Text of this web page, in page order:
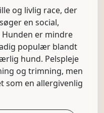
og livlig race, der
en social,
er mindre
populær blandt
hund. Pelspleje
og trimning, men
som en allergivenlig